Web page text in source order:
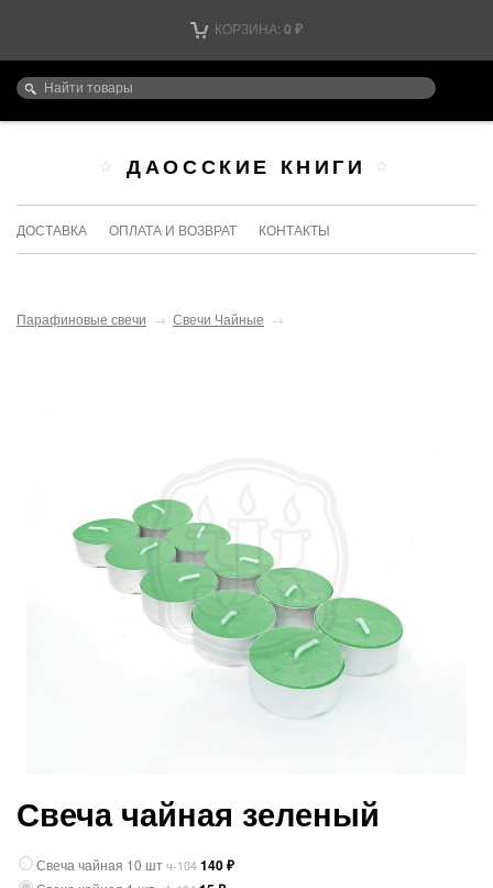
КОРЗИНА: 0 ₽
ДАОССКИЕ КНИГИ
ДОСТАВКА ОПЛАТА И ВОЗВРАТ КОНТАКТЫ
Парафиновые свечи → Свечи Чайные →
Свеча чайная зеленый
Свеча чайная 10 шт ч-104 140₽